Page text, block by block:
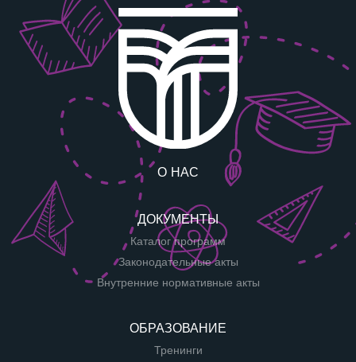
О НАС
ДОКУМЕНТЫ
Каталог программ
Законодательные акты
Внутренние нормативные акты
ОБРАЗОВАНИЕ
Тренинги